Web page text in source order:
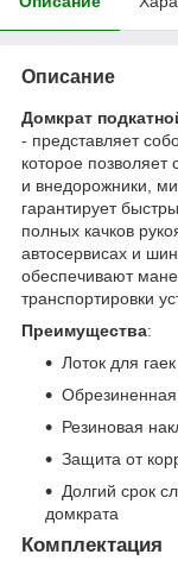
Описание
Домкрат
- представляет
которое позволяет
и внедорожники,
гарантирует
полных качков
автосервисах и
обеспечивают
транспортировки
Преимущества:
Лоток для гаек
Обрезиненная
Резиновая
Защита от
Долгий срок
домкрата
Комплектация